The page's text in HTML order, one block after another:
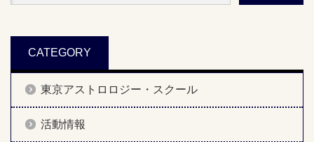
CATEGORY
東京アストロロジー・スクール
活動情報